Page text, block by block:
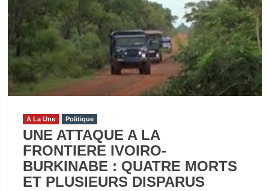
1
FCFA
DANS
LA
FILIERE
RIZ
:
ORGANISATIONS
DE
CONSOMMATEURS
APPELLENT
A
A La Une Politique
UNE ATTAQUE A LA
FRONTIERE IVOIRO-
BURKINABE : QUATRE MORTS
ET PLUSIEURS DISPARUS